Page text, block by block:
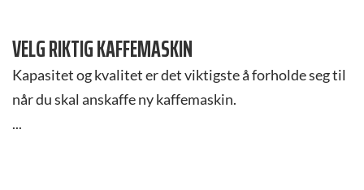
VELG RIKTIG KAFFEMASKIN
Kapasitet og kvalitet er det viktigste å forholde seg til
når du skal anskaffe ny kaffemaskin.
...